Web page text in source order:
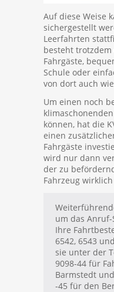
Auf diese Weise
sichergestellt
Leerfahrten
besteht
Fahrgäste,
Schule oder
von dort auch
Um einen noch
können, hat die
einen
Fahrgäste
wird nur dann
der zu
Fahrzeug
um das Anruf-
Ihre
6542, 6543
sie unter der
9098-44 für
Barmstedt
-45 für den